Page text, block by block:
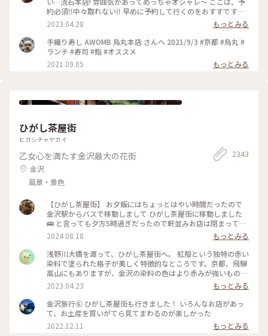
約必須‼︎中々取れない‼︎ 早めに予約して行くのをおすすです♡
GW人すごそうですね… #京都 #AWOMB #烏丸本店 #手織り寿
司
2023.04.28
もっとみる
手織り寿し AWOMB 烏丸本店 さんへ 2021/9/3 #京都 #烏丸 #
ランチ #寿司 #鮨 #オススメ
2021.09.05
もっとみる
ひがし茶屋街
ヒガシチャヤガイ
乙女心を満たす金沢最大の花街
金沢
風景・景色
2343
【ひがし茶屋街】 お夕飯にはちょっとはやい時間だったので
金沢駅からバスで移動しまして ひがし茶屋街に移動しました
🚌 と言っても夕方5時過ぎだったので軒並みお店は閉まってる
ー😱 お目当てだったカフェも金箔ソフトも油取り紙も買えな
いのー⁈😭な様子でしたが 食べ歩きやお買い物ができない代わ
りに 夕方になりだいぶ涼しくなった古い街並みを 観光客少な
めで堪能できたのでそれはそれでヨシです👍 賑やかなひがし
茶屋街はまた今度のお楽しみに取っておくとして 昔の風情を
堪能しつつ夕涼みのお散歩になりました🚶🚶‍♀️ （2024.8.11） #
古い街並み #ひがし茶屋街 #ひゃくまんさん #夕涼み #お散歩 #
北陸応援旅 #ドライブ旅 #金沢 #ことりっぷ金沢 #クラシカル
な街 #ことりっぷ旅2024
2024.08.18
もっとみる
浅野川大橋を渡って、ひがし茶屋街へ。 紅殻という独特の赤い
染料で塗られた格子が美しく特徴的なところです。京都、飛騨
高山にもありますが、金沢の染料の色はより赤みが強いものだ
そう。 茶屋街以外でも、市内のあちこちでこの木虫籠(きむす
こ)と呼ばれる、むしかごのような細い格子を見かけました。
風情があり素敵です。 東料亭組合の前を通ると、芸妓さんの三
味線のお稽古の音が聞こえてきました。 石畳の上をのんびり
金沢 #私のことりっぷ旅 #レトロな街
2023.04.23
もっとみる
金沢旅行⑥ ひがし茶屋街も行きました！ いろんなお店があっ
て、お土産を買いがてら見てまわるのが楽しかった
2022.12.11
もっとみる